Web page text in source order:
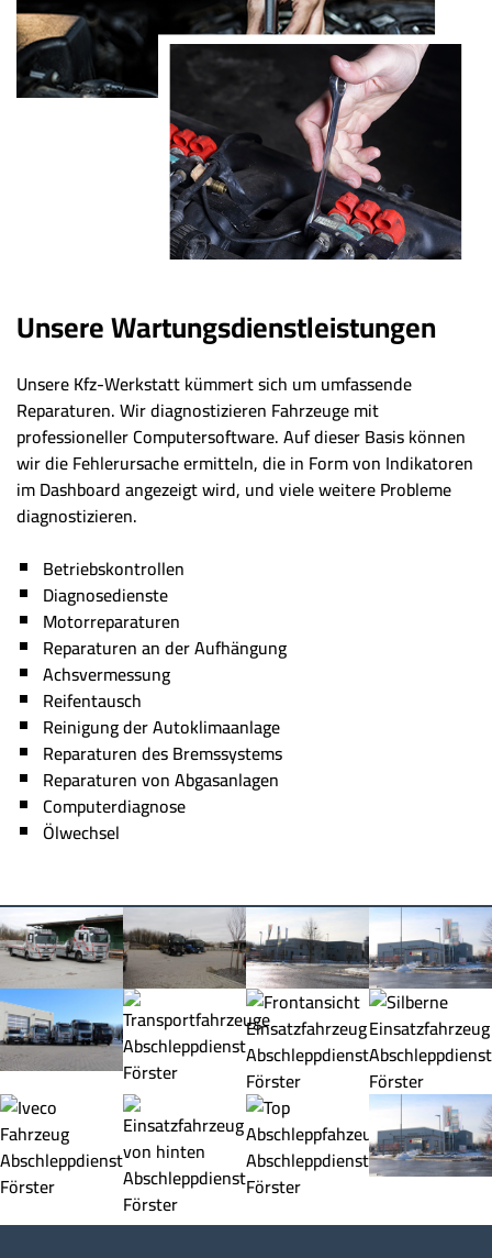
Unsere Wartungsdienstleistungen
Unsere Kfz-Werkstatt kümmert sich um umfassende
Reparaturen. Wir diagnostizieren Fahrzeuge mit
professioneller Computersoftware. Auf dieser Basis können
wir die Fehlerursache ermitteln, die in Form von Indikatoren
im Dashboard angezeigt wird, und viele weitere Probleme
diagnostizieren.
Betriebskontrollen
Diagnosedienste
Motorreparaturen
Reparaturen an der Aufhängung
Achsvermessung
Reifentausch
Reinigung der Autoklimaanlage
Reparaturen des Bremssystems
Reparaturen von Abgasanlagen
Computerdiagnose
Ölwechsel